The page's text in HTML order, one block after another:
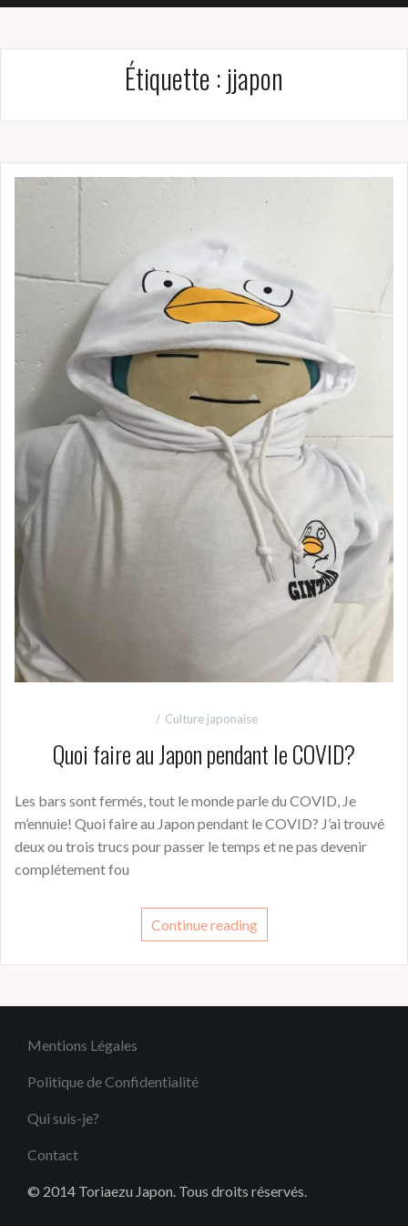
Étiquette : jjapon
Culture japonaise
Quoi faire au Japon pendant le COVID?
Les bars sont fermés, tout le monde parle du COVID, Je
m’ennuie! Quoi faire au Japon pendant le COVID? J’ai trouvé
deux ou trois trucs pour passer le temps et ne pas devenir
complétement fou
Continue reading
Mentions Légales
Politique de Confidentialité
Qui suis-je?
Contact
© 2014 Toriaezu Japon. Tous droits réservés.